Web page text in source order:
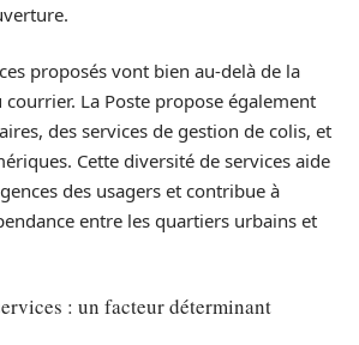
proposés vont bien au-delà de la
La Poste propose également
des services de gestion de colis, et
Cette diversité de services aide
des usagers et contribue à
entre les quartiers urbains et
: un facteur déterminant